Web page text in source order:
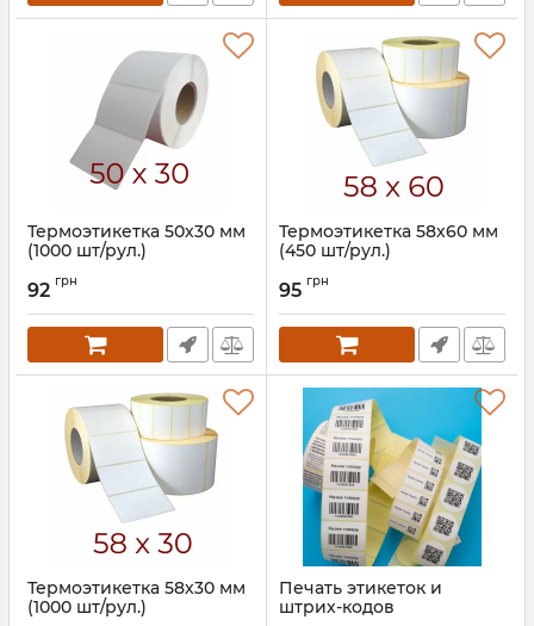
Термоэтикетка 50х30 мм
(1000 шт/рул.)
92 грн
Термоэтикетка 58х60 мм
(450 шт/рул.)
95 грн
Термоэтикетка 58х30 мм
(1000 шт/рул.)
Печать этикеток и
штрих-кодов